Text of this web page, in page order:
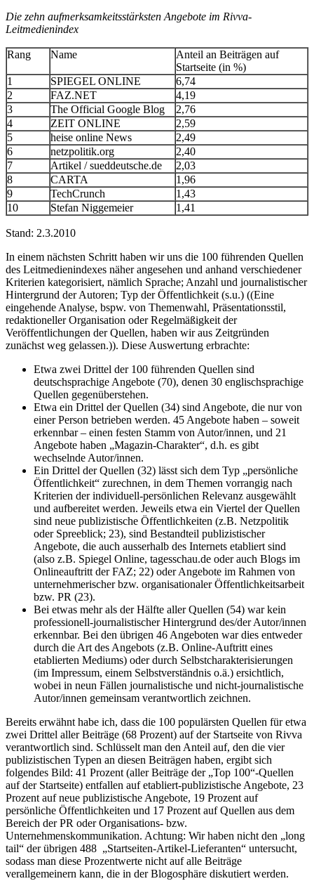
Die zehn aufmerksamkeitsstärksten Angebote im Rivva-
Leitmedienindex
Rang Name
Anteil an Beiträgen auf
Startseite (in %)
1
SPIEGEL ONLINE
6,74
2
FAZ.NET
4,19
3
The Official Google Blog
2,76
4
ZEIT ONLINE
2,59
5
heise online News
2,49
6
netzpolitik.org
2,40
7
Artikel / sueddeutsche.de
2,03
8
CARTA
1,96
9
TechCrunch
1,43
10
Stefan Niggemeier 1,41
Stand: 2.3.2010
In einem nächsten Schritt haben wir uns die 100 führenden Quellen
des Leitmedienindexes näher angesehen und anhand verschiedener
Kriterien kategorisiert, nämlich Sprache; Anzahl und journalistischer
Hintergrund der Autoren; Typ der Öffentlichkeit (s.u.) ((Eine
eingehende Analyse, bspw. von Themenwahl, Präsentationsstil,
redaktioneller Organisation oder Regelmäßigkeit der
Veröffentlichungen der Quellen, haben wir aus Zeitgründen
zunächst weg gelassen.)). Diese Auswertung erbrachte:
Etwa zwei Drittel der 100 führenden Quellen sind
deutschsprachige Angebote (70), denen 30 englischsprachige
Quellen gegenüberstehen.
Etwa ein Drittel der Quellen (34) sind Angebote, die nur von
einer Person betrieben werden. 45 Angebote haben – soweit
erkennbar – einen festen Stamm von Autor/innen, und 21
Angebote haben „Magazin-Charakter“, d.h. es gibt
wechselnde Autor/innen.
Ein Drittel der Quellen (32) lässt sich dem Typ „persönliche
Öffentlichkeit“ zurechnen, in dem Themen vorrangig nach
Kriterien der individuell-persönlichen Relevanz ausgewählt
und aufbereitet werden. Jeweils etwa ein Viertel der Quellen
sind neue publizistische Öffentlichkeiten (z.B. Netzpolitik
oder Spreeblick; 23), sind Bestandteil publizistischer
Angebote, die auch ausserhalb des Internets etabliert sind
(also z.B. Spiegel Online, tagesschau.de oder auch Blogs im
Onlineauftritt der FAZ; 22) oder Angebote im Rahmen von
unternehmerischer bzw. organisationaler Öffentlichkeitsarbeit
bzw. PR (23).
Bei etwas mehr als der Hälfte aller Quellen (54) war kein
professionell-journalistischer Hintergrund des/der Autor/innen
erkennbar. Bei den übrigen 46 Angeboten war dies entweder
durch die Art des Angebots (z.B. Online-Auftritt eines
etablierten Mediums) oder durch Selbstcharakterisierungen
(im Impressum, einem Selbstverständnis o.ä.) ersichtlich,
wobei in neun Fällen journalistische und nicht-journalistische
Autor/innen gemeinsam verantwortlich zeichnen.
Bereits erwähnt habe ich, dass die 100 populärsten Quellen für etwa
zwei Drittel aller Beiträge (68 Prozent) auf der Startseite von Rivva
verantwortlich sind. Schlüsselt man den Anteil auf, den die vier
publizistischen Typen an diesen Beiträgen haben, ergibt sich
folgendes Bild: 41 Prozent (aller Beiträge der „Top 100“-Quellen
auf der Startseite) entfallen auf etabliert-publizistische Angebote, 23
Prozent auf neue publizistische Angebote, 19 Prozent auf
persönliche Öffentlichkeiten und 17 Prozent auf Quellen aus dem
Bereich der PR oder Organisations- bzw.
Unternehmenskommunikation. Achtung: Wir haben nicht den „long
tail“ der übrigen 488 „Startseiten-Artikel-Lieferanten“ untersucht,
sodass man diese Prozentwerte nicht auf alle Beiträge
verallgemeinern kann, die in der Blogosphäre diskutiert werden.